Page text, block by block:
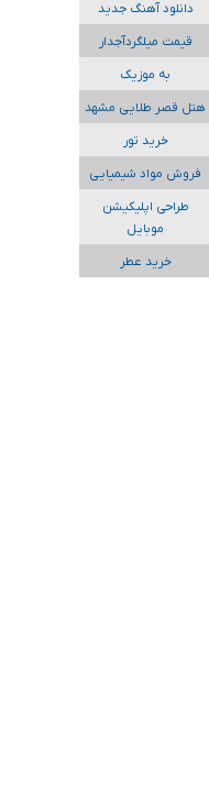
دانلود آهنگ جدید
قیمت میلگردآجدار
به موزیک
هتل قصر طلایی مشهد
خرید تور
فروش مواد شیمیایی
طراحی اپلیکیشن
موبایل
خرید عطر